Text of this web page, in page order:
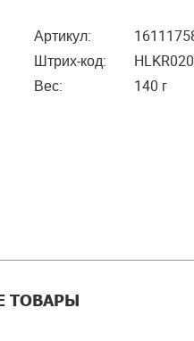
Артикул:
Штрих-код:
Вес:
140 г
ТОВАРЫ